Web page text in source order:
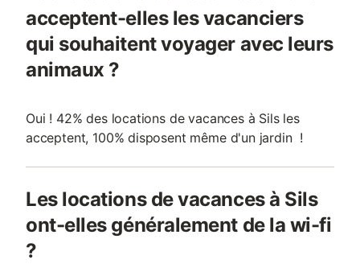
acceptent-elles les vacanciers
qui souhaitent voyager avec leurs
animaux ?
Oui ! 42% des locations de vacances à Sils les
acceptent, 100% disposent même d'un jardin !
Les locations de vacances à Sils
ont-elles généralement de la wi-fi
?